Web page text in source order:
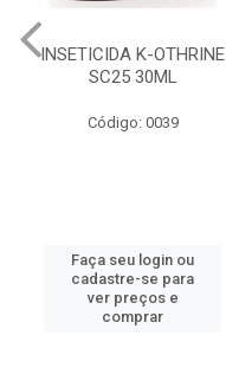
INSETICIDA K-OTHRINE
SC25 30ML
Código: 0039
Faça seu login ou
cadastre-se para
ver preços e
comprar